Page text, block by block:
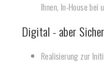
Ihnen, In-House bei
Digital - aber
Realisierung zur